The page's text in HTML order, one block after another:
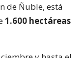
de Ñuble, está
1.600 hectáreas